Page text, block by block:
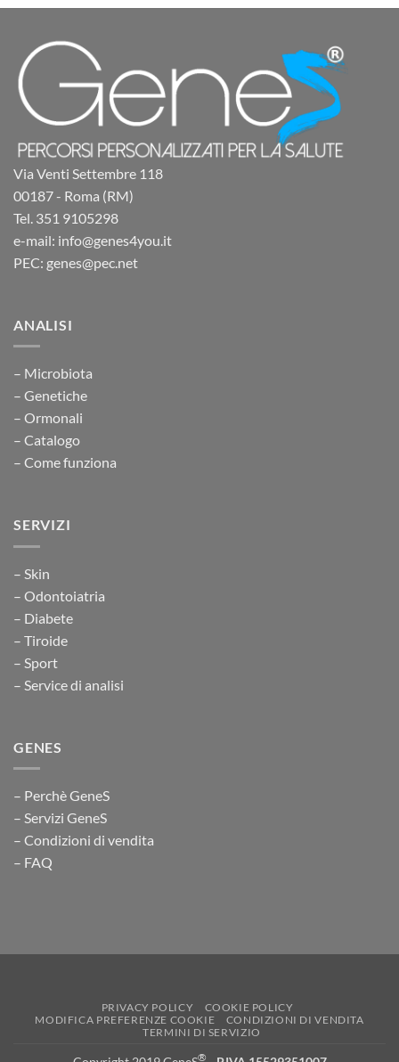
Via Venti Settembre 118
00187 - Roma (RM)
Tel. 351 9105298
e-mail: info@genes4you.it
PEC: genes@pec.net
ANALISI
– Microbiota
– Genetiche
– Ormonali
– Catalogo
– Come funziona
SERVIZI
– Skin
– Odontoiatria
– Diabete
– Tiroide
– Sport
– Service di analisi
GENES
– Perchè GeneS
– Servizi GeneS
– Condizioni di vendita
– FAQ
PRIVACY POLICY
COOKIE POLICY
MODIFICA PREFERENZE COOKIE
CONDIZIONI DI VENDITA
TERMINI DI SERVIZIO
®